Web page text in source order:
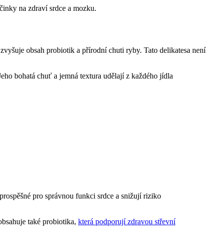
na zdraví srdce a mozku.
obsah probiotik a přírodní chuti ryby. Tato delikatesa není
bohatá chuť a jemná textura udělají z každého jídla
pro správnou funkci srdce a snižují riziko
také probiotika, která podporují zdravou střevní